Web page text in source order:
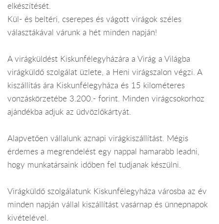
elkészítését.
Kül- és beltéri, cserepes és vágott virágok széles
választákával várunk a hét minden napján!
A virágküldést Kiskunfélegyházára a Virág a Világba
virágküldő szolgálat üzlete, a Heni virágszalon végzi. A
kiszállítás ára Kiskunfélegyháza és 15 kilométeres
vonzáskörzetébe 3.200.- forint. Minden virágcsokorhoz
ajándékba adjuk az üdvözlőkártyát.
Alapvetően vállalunk aznapi virágkiszállítást. Mégis
érdemes a megrendelést egy nappal hamarabb leadni,
hogy munkatársaink időben fel tudjanak készülni.
Virágküldő szolgálatunk Kiskunfélegyháza városba az év
minden napján vállal kiszállítást vasárnap és ünnepnapok
kivételével.